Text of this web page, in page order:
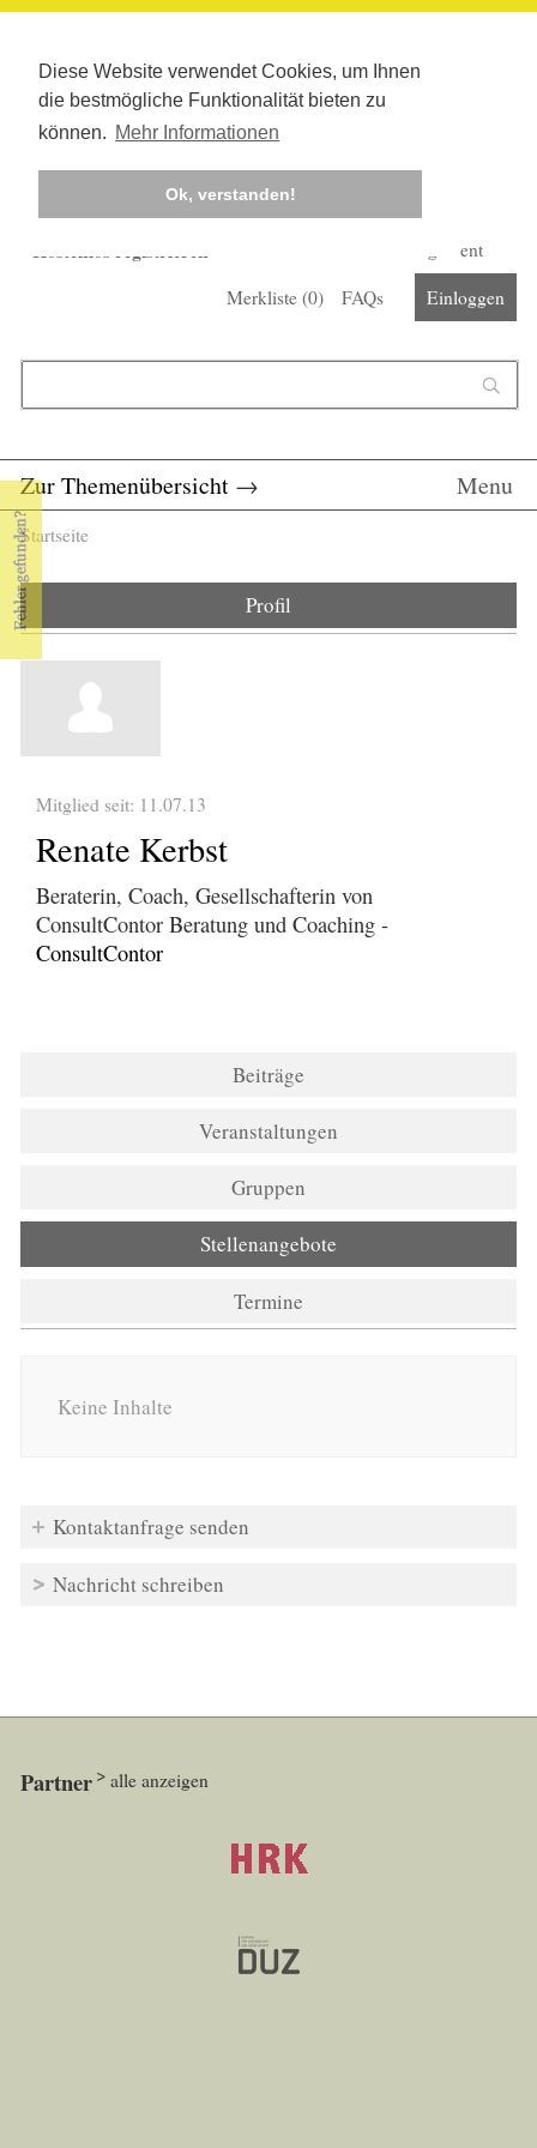
Diese Website verwendet Cookies, um Ihnen
die bestmögliche Funktionalität bieten zu
können. Mehr Informationen
Ok, verstanden!
Kostenlos registrieren
Corona-Management
Merkliste (0) FAQs Einloggen
Zur Themenübersicht → Menu
Sie sind hier
Startseite
Profil
Mitglied seit: 11.07.13
Renate Kerbst
Beraterin, Coach, Gesellschafterin von
ConsultContor Beratung und Coaching -
ConsultContor
Beiträge
Veranstaltungen
Gruppen
Stellenangebote
Termine
Keine Inhalte
Kontaktanfrage senden
Nachricht schreiben
Partner alle anzeigen